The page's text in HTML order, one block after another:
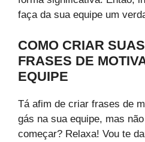
faça da sua equipe um
COMO CRIAR
FRASES DE
EQUIPE
Tá afim de criar frases de
gás na sua equipe, mas
começar? Relaxa! Vou te